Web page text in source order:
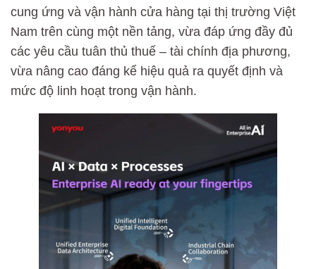
cung ứng và vận hành cửa hàng tại thị trường Việt
Nam trên cùng một nền tảng, vừa đáp ứng đầy đủ
các yêu cầu tuân thủ thuế – tài chính địa phương,
vừa nâng cao đáng kể hiệu quả ra quyết định và
mức độ linh hoạt trong vận hành.